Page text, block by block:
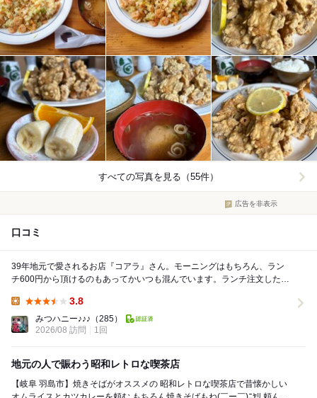
すべての写真を見る（55件）
広告を非表示
口コミ
39年地元で愛されるお店『コアラ』さん。モーニングはもちろん、ラン
チ600円から頂けるのもあってかいつも混んでいます。ランチ注文したら
3.8
みつハニー♪♪♪ （285）
2026/08 訪問
1回
地元の人で賑わう昭和レトロな喫茶店
【岐阜 羽島市】焼きそばがオススメの 昭和レトロな喫茶店で昔懐かしい